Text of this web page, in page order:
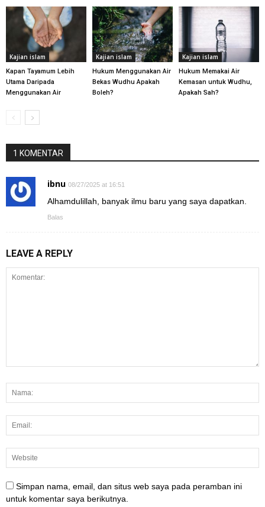
Kajian islam
Kapan Tayamum Lebih
Utama Daripada
Menggunakan Air
Kajian islam
Hukum Menggunakan Air
Bekas Wudhu Apakah
Boleh?
Kajian islam
Hukum Memakai Air
Kemasan untuk Wudhu,
Apakah Sah?
1 KOMENTAR
ibnu 08/27/2025 at 16:51
Alhamdulillah, banyak ilmu baru yang saya dapatkan.
Balas
LEAVE A REPLY
Simpan nama, email, dan situs web saya pada peramban ini
untuk komentar saya berikutnya.